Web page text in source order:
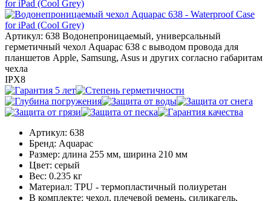
Артикул: 638 Водонепроницаемый, универсальный
герметичный чехол Aquapac 638 с выводом провода для
планшетов Apple, Samsung, Asus и других согласно габаритам
чехла
IPX8
Артикул: 638
Бренд: Aquapac
Размер: длина 255 мм, ширина 210 мм
Цвет: серый
Вес: 0.235 кг
Материал: TPU - термопластичный полиуретан
В комплекте: чехол, плечевой ремень, силикагель,